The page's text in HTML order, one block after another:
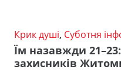
Крик душі, Суботня
Їм назавжди
захисників